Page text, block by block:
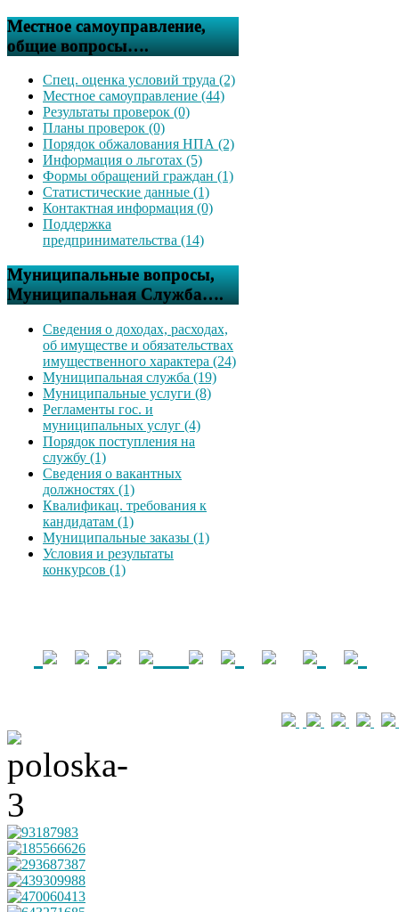
Местное самоуправление,
общие вопросы….
Спец. оценка условий труда (2)
Местное самоуправление (44)
Результаты проверок (0)
Планы проверок (0)
Порядок обжалования НПА (2)
Информация о льготах (5)
Формы обращений граждан (1)
Статистические данные (1)
Контактная информация (0)
Поддержка
предпринимательства (14)
Муниципальные вопросы,
Муниципальная Служба….
Сведения о доходах, расходах,
об имуществе и обязательствах
имущественного характера (24)
Муниципальная служба (19)
Муниципальные услуги (8)
Регламенты гос. и
муниципальных услуг (4)
Порядок поступления на
службу (1)
Сведения о вакантных
должностях (1)
Квалификац. требования к
кандидатам (1)
Муниципальные заказы (1)
Условия и результаты
конкурсов (1)